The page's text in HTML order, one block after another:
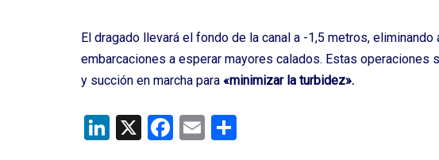
El dragado llevará el fondo de la canal a -1,5 metros,
embarcaciones a esperar mayores calados. Estas operaciones
y succión en marcha para «minimizar la turbidez».
Li
X
F
E